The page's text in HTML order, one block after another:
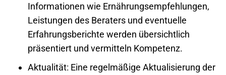
Informationen wie Ernährungsempfehlungen,
Leistungen des Beraters und eventuelle
Erfahrungsberichte werden übersichtlich
präsentiert und vermitteln Kompetenz.
Aktualität: Eine regelmäßige Aktualisierung der